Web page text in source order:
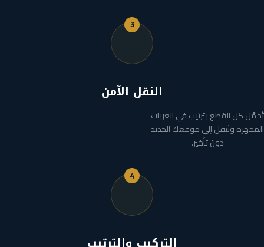
3
النقل الآمن
تُحمَّل كل القطع بترتيب في العربات
المجهزة وتُنقل إلى موقعك الجديد
دون تأخير.
4